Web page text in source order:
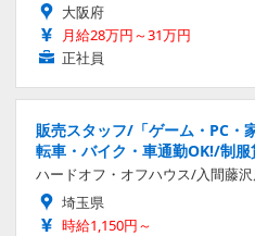
大阪府
月給28万円～31万円
正社員
販売スタッフ/「ゲーム・PC・
転車・バイク・車通勤OK!/制
ハードオフ・オフハウス/入間藤
埼玉県
時給1,150円～